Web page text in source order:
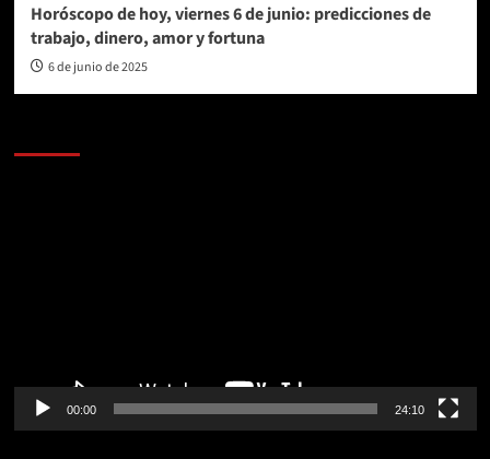
Horóscopo de hoy, viernes 6 de junio: predicciones de
trabajo, dinero, amor y fortuna
6 de junio de 2025
00:00 24:10